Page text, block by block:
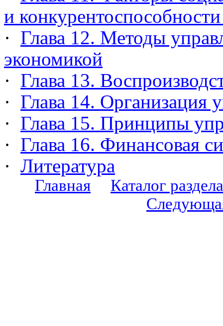
и
· Глава 12. Методы
экономикой
· Глава 13.
· Глава 14. Организация
· Глава 15. Принципы
· Глава 16. Финансовая
· Литература
Главная
Каталог раздела